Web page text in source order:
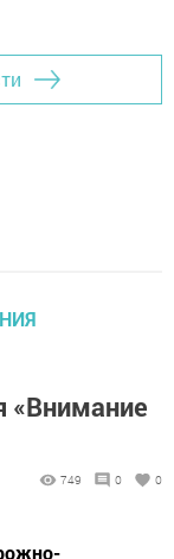
«Внимание
749 0 0